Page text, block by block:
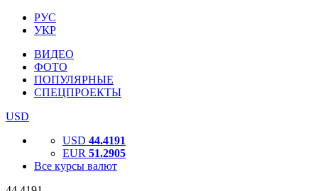
РУС
УКР
ВИДЕО
ФОТО
ПОПУЛЯРНЫЕ
СПЕЦПРОЕКТЫ
USD
USD 44.4191
EUR 51.2905
Все курсы валют